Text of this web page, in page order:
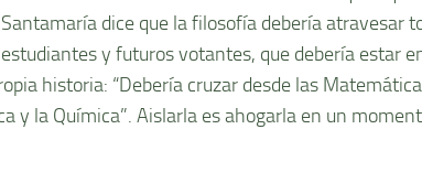
dice que la filosofía debería atravesar
y futuros votantes, que debería estar
historia: “Debería cruzar desde las
y la Química”. Aislarla es ahogarla en un